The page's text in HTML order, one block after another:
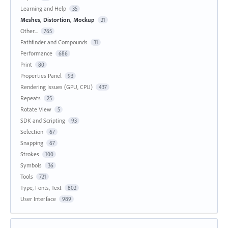
Learning and Help 35
Meshes, Distortion, Mockup 21
Other... 765
Pathfinder and Compounds 31
Performance 686
Print 80
Properties Panel 93
Rendering Issues (GPU, CPU) 437
Repeats 25
Rotate View 5
SDK and Scripting 93
Selection 67
Snapping 67
Strokes 100
Symbols 36
Tools 721
Type, Fonts, Text 802
User Interface 989